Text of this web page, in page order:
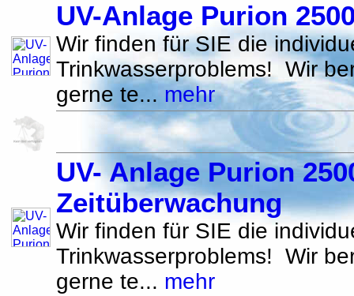
UV-Anlage Purion
Wir finden für SIE die
Trinkwasserproblems! Wir
gerne te... mehr
UV- Anlage Purion
Zeitüberwachung
Wir finden für SIE die
Trinkwasserproblems! Wir
gerne te... mehr